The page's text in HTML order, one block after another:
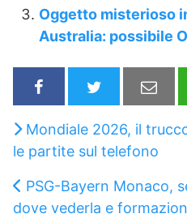
Oggetto misterioso
Australia: possibile
Mondiale 2026, il
le partite sul telefono
PSG-Bayern Monaco,
dove vederla e